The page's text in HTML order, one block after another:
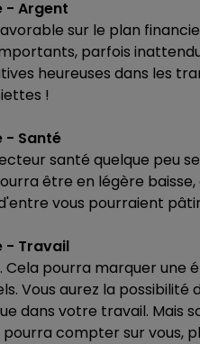
- Argent
sur le plan
parfois
heureuses dans les
!
- Santé
santé quelque peu
être en légère
vous pourraient
- Travail
Cela pourra marquer
Vous aurez la
dans votre travail. Mais
compter sur vous,